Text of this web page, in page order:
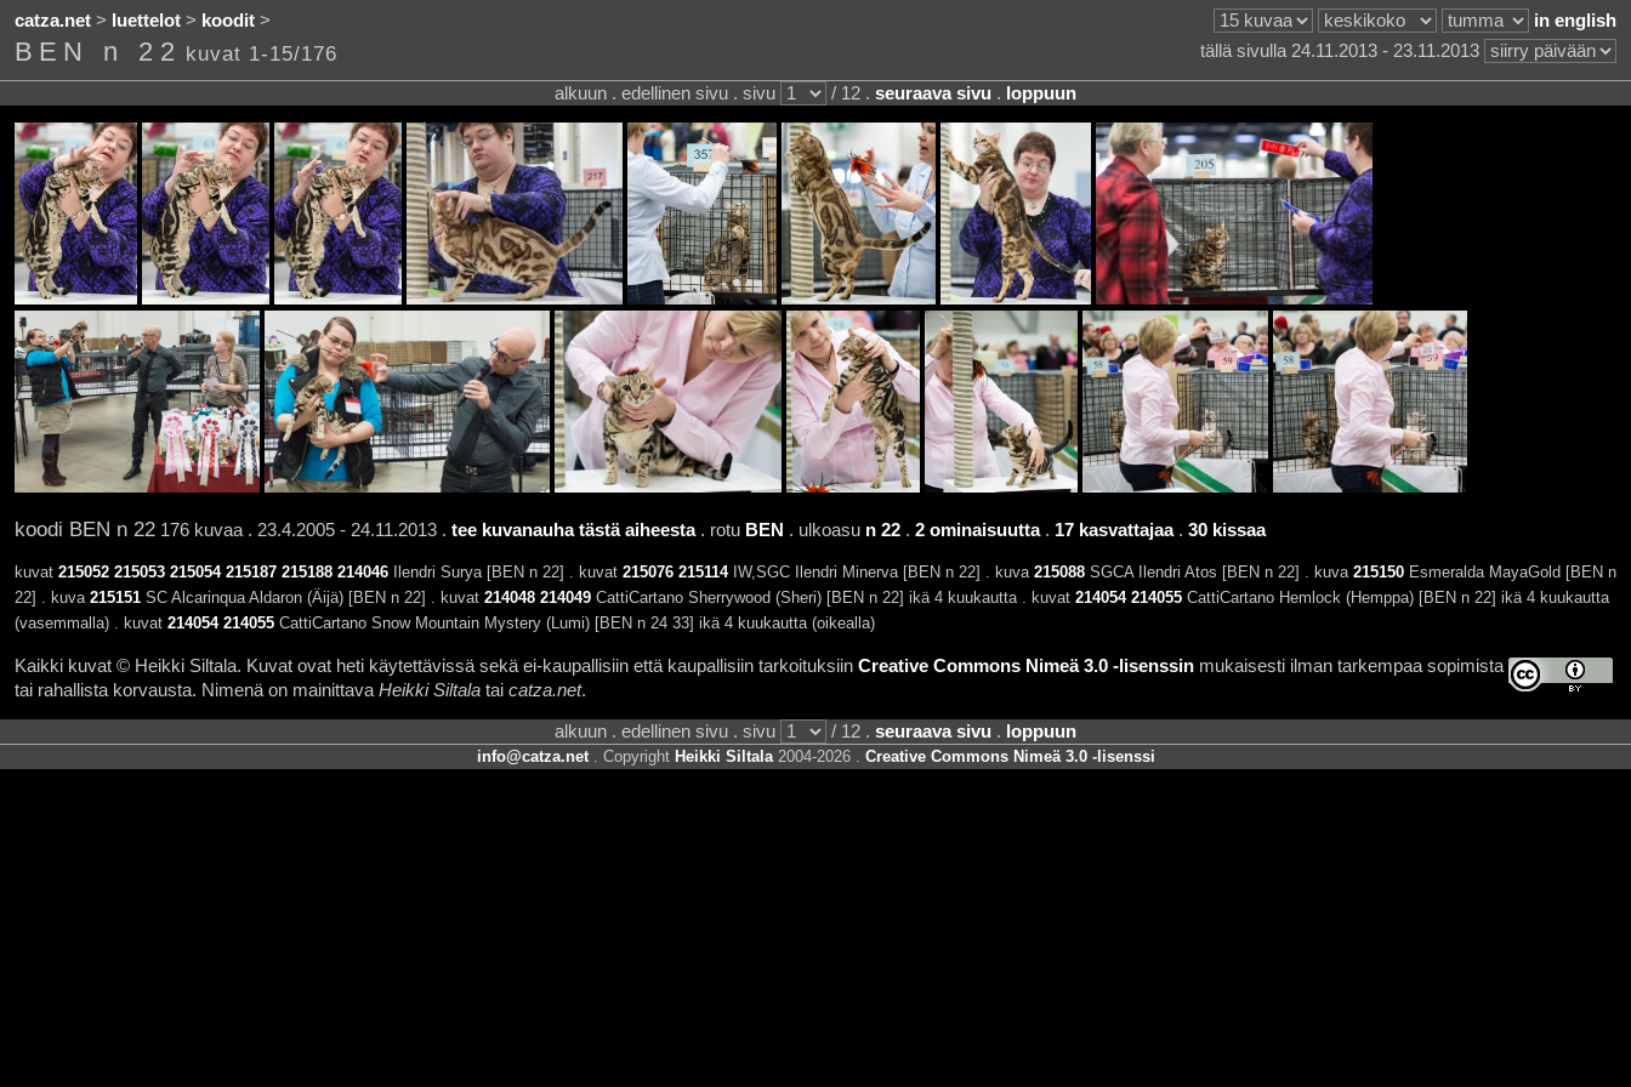
catza.net> luettelot> koodit> in english
BEN n 22 kuvat 1-15/176 tällä sivulla 24.11.2013 - 23.11.2013
alkuun . edellinen sivu . sivu / 12 . seuraava sivu . loppuun
koodi BEN n 22176 kuvaa . 23.4.2005 - 24.11.2013 . tee kuvanauha tästä aiheesta. rotu BEN . ulkoasu n 22. 2 ominaisuutta. 17 kasvattajaa. 30 kissaa
kuvat 215052 215053 215054 215187 215188 214046Ilendri Surya [BEN n 22] . kuvat 215076 215114IW,SGC Ilendri Minerva [BEN n 22] . kuva 215088SGCA Ilendri Atos [BEN n 22] . kuva 215150Esmeralda MayaGold [BEN n
22] . kuva 215151SC Alcarinqua Aldaron (Äijä) [BEN n 22] . kuvat 214048 214049CattiCartano Sherrywood (Sheri) [BEN n 22] ikä 4 kuukautta . kuvat 214054 214055CattiCartano Hemlock (Hemppa) [BEN n 22] ikä 4 kuukautta
(vasemmalla) . kuvat 214054 214055CattiCartano Snow Mountain Mystery (Lumi) [BEN n 24 33] ikä 4 kuukautta (oikealla)
Kaikki kuvat © Heikki Siltala. Kuvat ovat heti käytettävissä sekä ei-kaupallisiin että kaupallisiin tarkoituksiin Creative Commons Nimeä 3.0 -lisenssinmukaisesti ilman tarkempaa sopimista
tai rahallista korvausta. Nimenä on mainittava Heikki Siltalatai catza.net.
alkuun . edellinen sivu . sivu / 12 . seuraava sivu . loppuun
info@catza.net. Copyright Heikki Siltala2004-2026 . Creative Commons Nimeä 3.0 -lisenssi